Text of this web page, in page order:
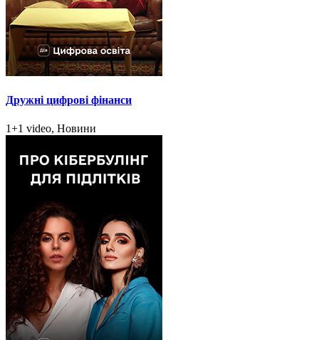
Дружні цифрові фінанси
1+1 video, Новини